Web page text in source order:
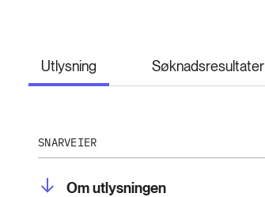
Utlysning Søknadsresultater
SNARVEIER
Om utlysningen